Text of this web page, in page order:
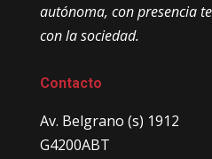
autónoma, con presencia
con la sociedad.
Contacto
Av. Belgrano (s) 1912
G4200ABT